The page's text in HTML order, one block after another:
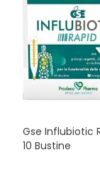
Gse Influbiotic
10 Bustine